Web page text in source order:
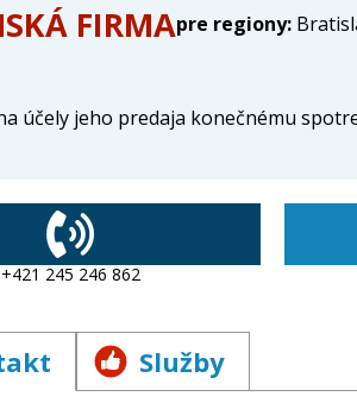
FIRMApre regiony:
účely jeho predaja konečnému
+421 245 246 862
Služby